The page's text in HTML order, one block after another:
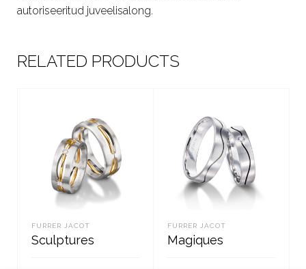
autoriseeritud juveelisalong.
RELATED PRODUCTS
FURRER JACOT
Sculptures
FURRER JACOT
Magiques